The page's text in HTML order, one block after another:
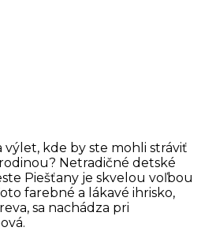
výlet, kde by ste mohli stráviť
Netradičné detské
Piešťany je skvelou voľbou
farebné a lákavé ihrisko,
sa nachádza pri